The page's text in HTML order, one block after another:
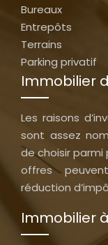
Bureaux
Entrepôts
Terrains
Parking privatif
Immobilier
Les raisons
sont assez
de choisir
offres
réduction
Immobilier